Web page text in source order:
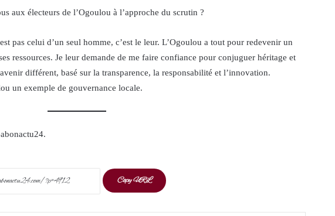
aux électeurs de l’Ogoulou à l’approche du scrutin ?
pas celui d’un seul homme, c’est le leur. L’Ogoulou a tout pour redevenir un
ressources. Je leur demande de me faire confiance pour conjuguer héritage et
différent, basé sur la transparence, la responsabilité et l’innovation.
un exemple de gouvernance locale.
Copy URL